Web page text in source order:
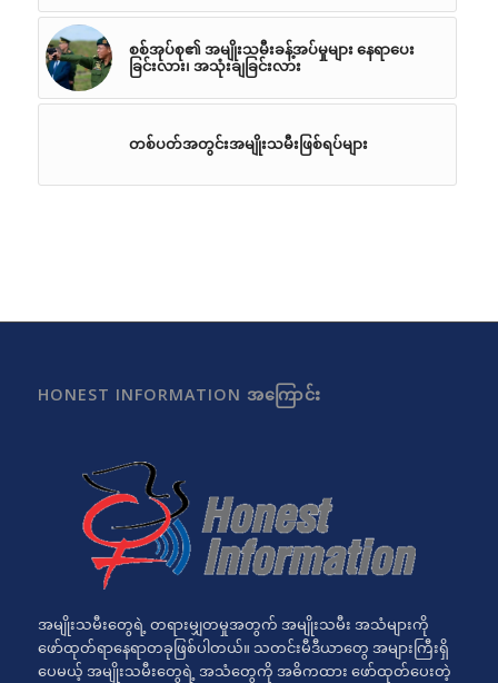
စစ်အုပ်စု၏ အမျိုးသမီးခန့်အပ်မှုများ နေရာပေး
ခြင်းလား၊ အသုံးချခြင်းလား
တစ်ပတ်အတွင်းအမျိုးသမီးဖြစ်ရပ်များ
HONEST INFORMATION အကြောင်း
အမျိုးသမီးတွေရဲ့ တရားမျှတမှုအတွက် အမျိုးသမီး အသံများကို
ဖော်ထုတ်ရာနေရာတခုဖြစ်ပါတယ်။ သတင်းမီဒီယာတွေ အများကြီးရှိ
ပေမယ့် အမျိုးသမီးတွေရဲ့ အသံတွေကို အဓိကထား ဖော်ထုတ်ပေးတဲ့